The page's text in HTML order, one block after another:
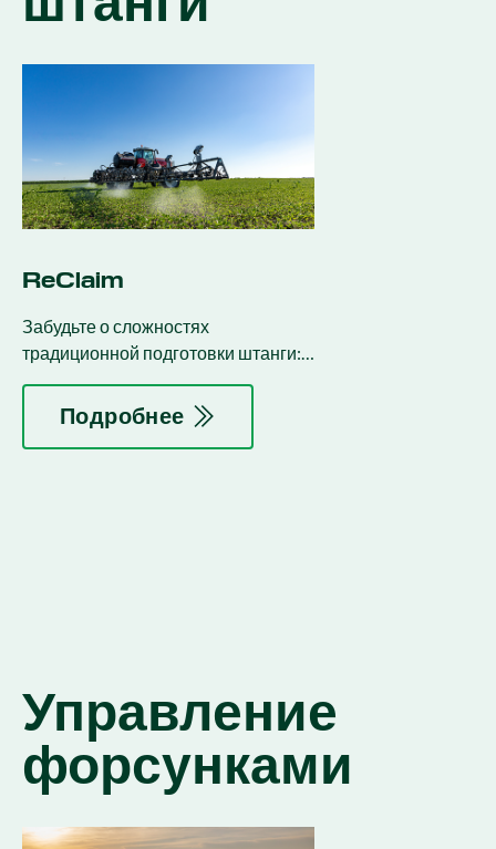
ReClaim
Забудьте о сложностях
традиционной подготовки штанги:
как откроется первая форсунка.
Подробнее
Управление
форсунками